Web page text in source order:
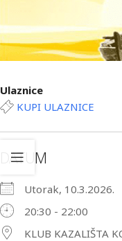
Ulaznice
KUPI ULAZNICE
DATUM
Utorak, 10.3.2026.
20:30 - 22:00
KLUB KAZALIŠTA